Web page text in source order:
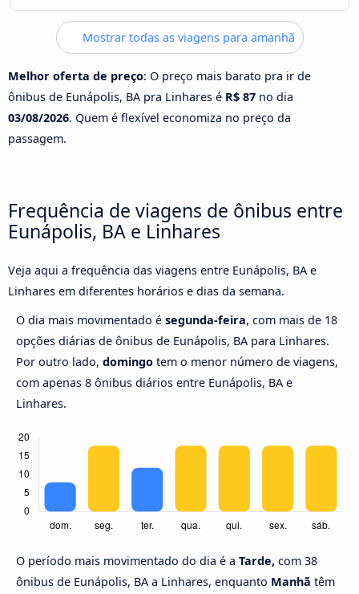
Mostrar todas as viagens para amanhã
Melhor oferta de preço: O preço mais barato pra ir de
ônibus de Eunápolis, BA pra Linhares é R$ 87 no dia
03/08/2026. Quem é flexível economiza no preço da
passagem.
Frequência de viagens de ônibus entre
Eunápolis, BA e Linhares
Veja aqui a frequência das viagens entre Eunápolis, BA e
Linhares em diferentes horários e dias da semana.
O dia mais movimentado é segunda-feira, com mais de 18
opções diárias de ônibus de Eunápolis, BA para Linhares.
Por outro lado, domingo tem o menor número de viagens,
com apenas 8 ônibus diários entre Eunápolis, BA e
Linhares.
O período mais movimentado do dia é a Tarde, com 38
ônibus de Eunápolis, BA a Linhares, enquanto Manhã têm